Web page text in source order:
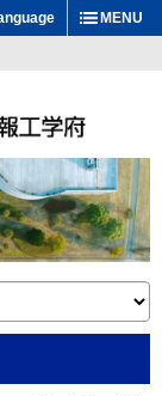
MENU